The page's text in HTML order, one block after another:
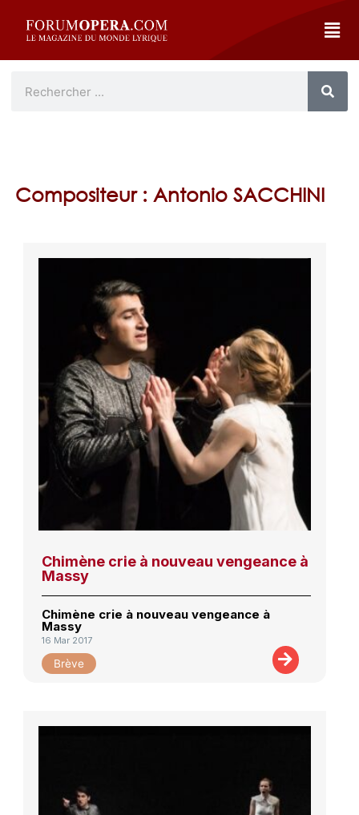
Compositeur : Antonio SACCHINI
Chimène crie à nouveau vengeance à
Massy
Chimène crie à nouveau vengeance à
Massy
16 Mar 2017
Brève